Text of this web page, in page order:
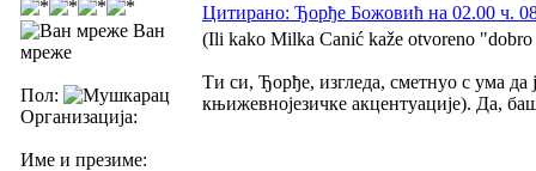
Ван
мреже
Пол:
Организација:
Име и презиме:
Цитирано: Ђорђе Божовић на 02.00 ч.
(Ili kako Milka Canić kaže otvoreno "dobro
Ти си, Ђорђе, изгледа, сметнуо с ума
књижевнојезичке акцентуације). Да,